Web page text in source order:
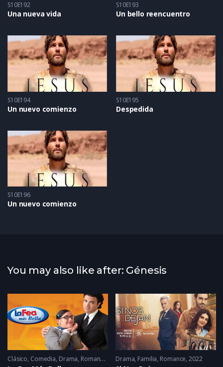
S10E192
Una nueva vida
S10E193
Un bello reencuentro
S10E194
Un nuevo comienzo
S10E195
Despedida
S10E196
Un nuevo comienzo
You may also like after: Génesis
Clásico, Comedia, Drama, Romance 2006
Drama, Familia, Romance 2022